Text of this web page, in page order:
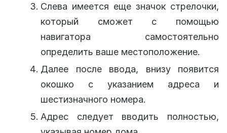
Слева имеется еще значок стрелочки,
который сможет с помощью
навигатора самостоятельно
определить ваше местоположение.
Далее после ввода, внизу появится
окошко с указанием адреса и
шестизначного номера.
Адрес следует вводить полностью,